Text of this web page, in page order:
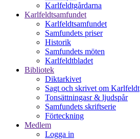
Karlfeldtgårdarna
Karlfeldtsamfundet
Karlfeldtsamfundet
Samfundets priser
Historik
Samfundets möten
Karlfeldtbladet
Bibliotek
Diktarkivet
Sagt och skrivet om Karlfeldt
Tonsättningasr & ljudspår
Samfundets skriftserie
Förteckning
Medlem
Logga in